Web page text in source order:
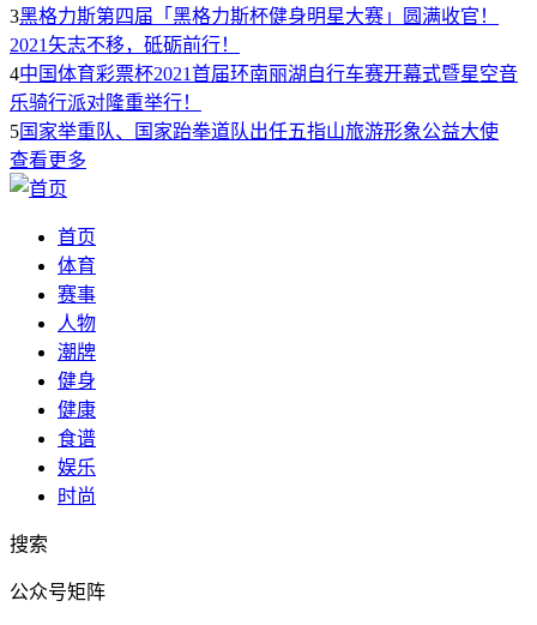
3黑格力斯第四届「黑格力斯杯健身明星大赛」圆满收官！
2021矢志不移，砥砺前行！
4中国体育彩票杯2021首届环南丽湖自行车赛开幕式暨星空音
乐骑行派对隆重举行！
5国家举重队、国家跆拳道队出任五指山旅游形象公益大使
查看更多
首页
体育
赛事
人物
潮牌
健身
健康
食谱
娱乐
时尚
搜索
公众号矩阵